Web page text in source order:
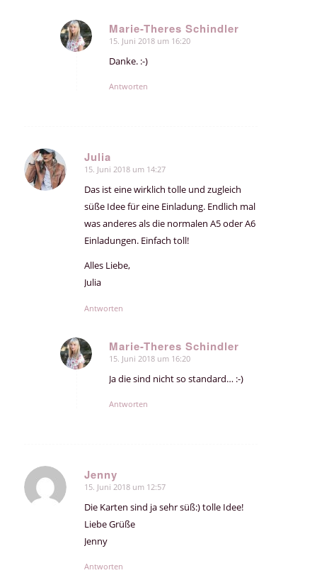
Marie-Theres Schindler
sagte:
15. Juni 2018 um 16:20
Danke. :-)
Antworten
Julia
sagte:
15. Juni 2018 um 14:27
Das ist eine wirklich tolle und zugleich
süße Idee für eine Einladung. Endlich mal
was anderes als die normalen A5 oder A6
Einladungen. Einfach toll!
Alles Liebe,
Julia
Antworten
Marie-Theres Schindler
sagte:
15. Juni 2018 um 16:20
Ja die sind nicht so standard… :-)
Antworten
Jenny
sagte:
15. Juni 2018 um 12:57
Die Karten sind ja sehr süß:) tolle Idee!
Liebe Grüße
Jenny
Antworten